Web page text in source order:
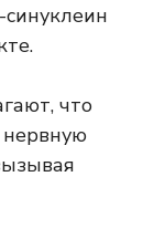
что
нервную